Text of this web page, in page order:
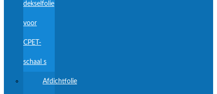
dekselfolie
voor
CPET-
schaal s
Afdichtfolie